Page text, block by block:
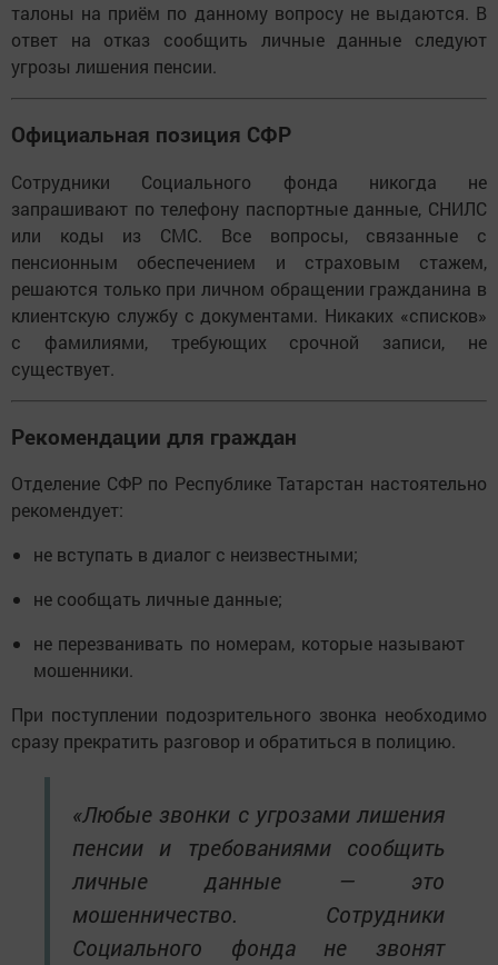
талоны на приём по данному вопросу не выдаются. В
ответ на отказ сообщить личные данные следуют
угрозы лишения пенсии.
Официальная позиция СФР
Сотрудники Социального фонда никогда не
запрашивают по телефону паспортные данные, СНИЛС
или коды из СМС. Все вопросы, связанные с
пенсионным обеспечением и страховым стажем,
решаются только при личном обращении гражданина в
клиентскую службу с документами. Никаких «списков»
с фамилиями, требующих срочной записи, не
существует.
Рекомендации для граждан
Отделение СФР по Республике Татарстан настоятельно
рекомендует:
не вступать в диалог с неизвестными;
не сообщать личные данные;
не перезванивать по номерам, которые называют
мошенники.
При поступлении подозрительного звонка необходимо
сразу прекратить разговор и обратиться в полицию.
«Любые звонки с угрозами лишения
пенсии и требованиями сообщить
личные данные — это
мошенничество. Сотрудники
Социального фонда не звонят